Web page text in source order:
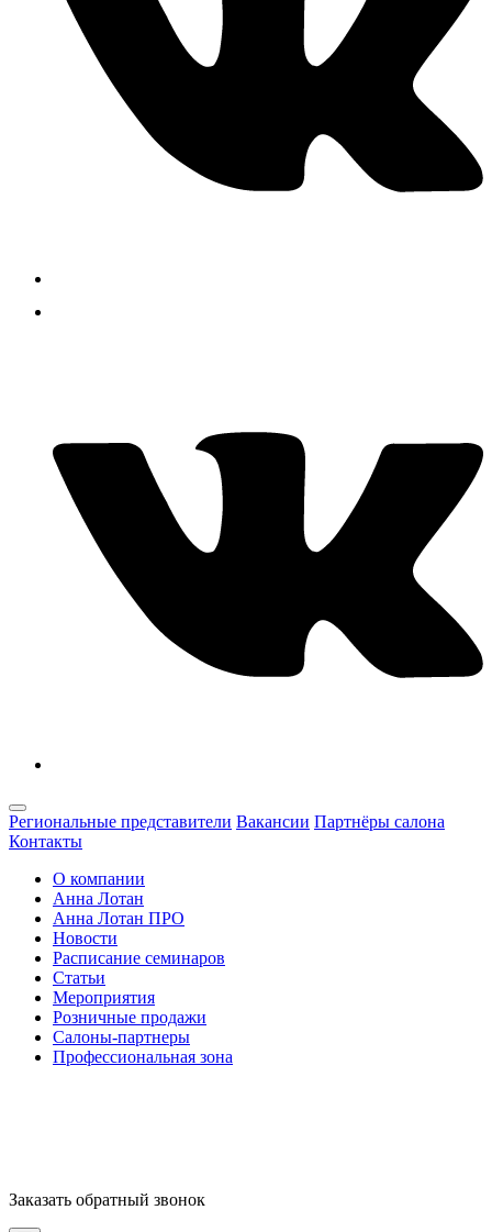
Региональные представители Вакансии Партнёры салона
Контакты
О компании
Анна Лотан
Анна Лотан ПРО
Новости
Расписание семинаров
Статьи
Мероприятия
Розничные продажи
Салоны-партнеры
Профессиональная зона
Заказать обратный звонок